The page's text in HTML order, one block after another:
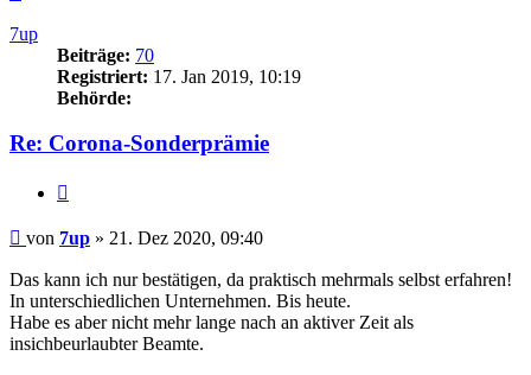
7up
Beiträge: 70
Registriert: 17. Jan 2019, 10:19
Behörde:
Re: Corona-Sonderprämie
Beitrag
von 7up » 21. Dez 2020, 09:40
Das kann ich nur bestätigen, da praktisch mehrmals selbst erfahren!
In unterschiedlichen Unternehmen. Bis heute.
Habe es aber nicht mehr lange nach an aktiver Zeit als
insichbeurlaubter Beamte.